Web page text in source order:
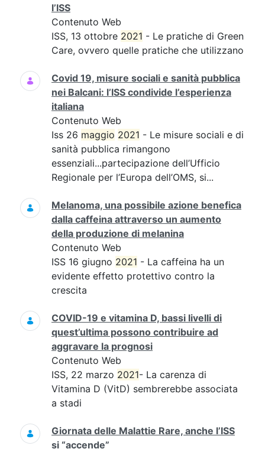
l’ISS
Contenuto Web
ISS, 13 ottobre 2021 - Le pratiche di Green
Care, ovvero quelle pratiche che utilizzano
Covid 19, misure sociali e sanità pubblica
nei Balcani: l’ISS condivide l’esperienza
italiana
Contenuto Web
Iss 26 maggio 2021 - Le misure sociali e di
sanità pubblica rimangono
essenziali...partecipazione dell’Ufficio
Regionale per l’Europa dell’OMS, si...
Melanoma, una possibile azione benefica
dalla caffeina attraverso un aumento
della produzione di melanina
Contenuto Web
ISS 16 giugno 2021 - La caffeina ha un
evidente effetto protettivo contro la
crescita
COVID-19 e vitamina D, bassi livelli di
quest’ultima possono contribuire ad
aggravare la prognosi
Contenuto Web
ISS, 22 marzo 2021- La carenza di
Vitamina D (VitD) sembrerebbe associata
a stadi
Giornata delle Malattie Rare, anche l’ISS
si “accende”